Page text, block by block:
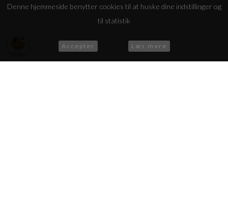
Denne hjemmeside benytter cookies til at huske dine indstillinger og
til statistik
Accepter Læs mere